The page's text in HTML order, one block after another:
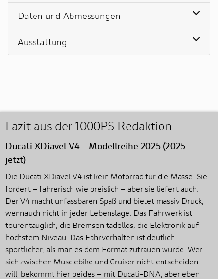
Daten und Abmessungen
Ausstattung
Fazit aus der 1000PS Redaktion
Ducati XDiavel V4 - Modellreihe 2025 (2025 -
jetzt)
Die Ducati XDiavel V4 ist kein Motorrad für die Masse. Sie
fordert – fahrerisch wie preislich – aber sie liefert auch.
Der V4 macht unfassbaren Spaß und bietet massiv Druck,
wennauch nicht in jeder Lebenslage. Das Fahrwerk ist
tourentauglich, die Bremsen tadellos, die Elektronik auf
höchstem Niveau. Das Fahrverhalten ist deutlich
sportlicher, als man es dem Format zutrauen würde. Wer
sich zwischen Musclebike und Cruiser nicht entscheiden
will, bekommt hier beides – mit Ducati-DNA, aber eben